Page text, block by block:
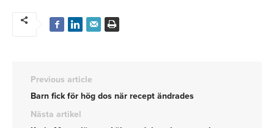
Previous article
Barn fick för hög dos när recept ändrades
Nästa artikel